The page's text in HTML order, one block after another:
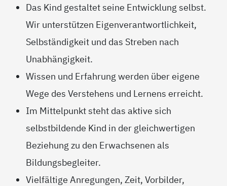
Das Kind gestaltet seine Entwicklung selbst.
Wir unterstützen Eigenverantwortlichkeit,
Selbständigkeit und das Streben nach
Unabhängigkeit.
Wissen und Erfahrung werden über eigene
Wege des Verstehens und Lernens erreicht.
Im Mittelpunkt steht das aktive sich
selbstbildende Kind in der gleichwertigen
Beziehung zu den Erwachsenen als
Bildungsbegleiter.
Vielfältige Anregungen, Zeit, Vorbilder,